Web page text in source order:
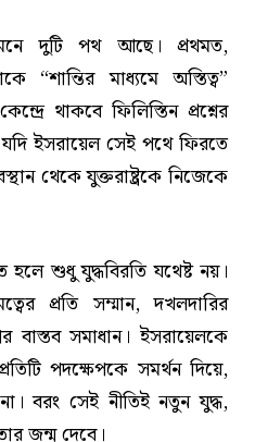
দুটি পথ আছে। প্রথমত,
“শান্তির মাধ্যমে অস্তিত্ব”
থাকবে ফিলিস্তিন প্রশ্নের
যদি ইসরায়েল সেই পথে ফিরতে
থেকে যুক্তরাষ্ট্রকে নিজেকে
হলে শুধু যুদ্ধবিরতি যথেষ্ট নয়।
প্রতি সম্মান, দখলদারির
বাস্তব সমাধান। ইসরায়েলকে
পদক্ষেপকে সমর্থন দিয়ে,
বরং সেই নীতিই নতুন যুদ্ধ,
জন্ম দেবে।